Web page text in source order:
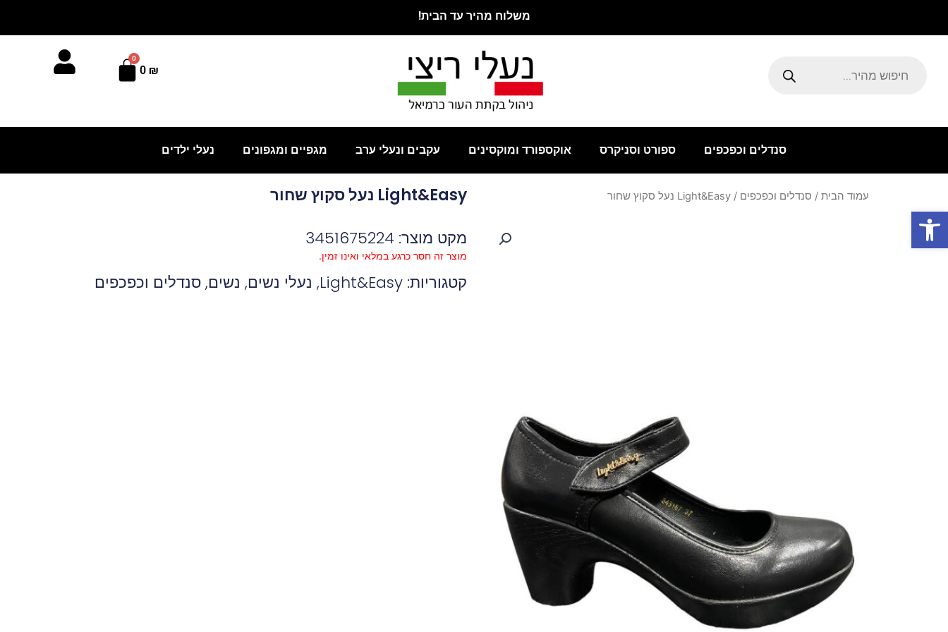
פתח סרגל נגישות
משלוח מהיר עד הבית!
0 ₪
0
עגלת
סנדלים וכפכפים ספורט וסניקרס אוקספורד ומוקסינים עקבים ונעלי ערב מגפיים ומגפונים נעלי ילדים
עמוד הבית / סנדלים וכפכפים / Light&Easy נעל סקוץ שחור
Light&Easy נעל סקוץ שחור
מקט מוצר: 3451675224
מוצר זה חסר כרגע במלאי ואינו זמין.
קטגוריות: Light&Easy
, נעלי נשים, נשים,סנדלים וכפכפים